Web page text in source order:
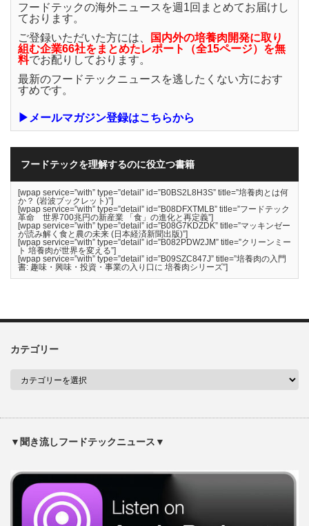
フードテックの海外ニュースを週1回まとめてお届けし
ております。
ご登録いただいた方には、
国内外の培養肉開発に取り
組む企業66社をまとめたレポート（全15ページ）を無
料でお配りしております。
最新のフードテックニュースを逃したくない方におす
すめです。
▶メールマガジン登録はこちらから
フードテックを理解するのに役立つ書籍
[wpap service=”with” type=”detail” id=”B0BS2L8H3S” title=”培養肉とは何
か？ (岩波ブックレット)”]
[wpap service=”with” type=”detail” id=”B08DFXTMLB” title=”フードテック
革命 世界700兆円の新産業 「食」の進化と再定義”]
[wpap service=”with” type=”detail” id=”B08G7KDZDK” title=”マッキンゼー
が読み解く食と農の未来 (日本経済新聞出版)”]
[wpap service=”with” type=”detail” id=”B082PDW2JM” title=”クリーンミー
ト 培養肉が世界を変える”]
[wpap service=”with” type=”detail” id=”B09SZC847J” title=”培養肉の入門
書: 趣味・興味・投資・事業の入り口に 培養肉シリーズ”]
カテゴリー
▼聞き流しフードテックニュース▼